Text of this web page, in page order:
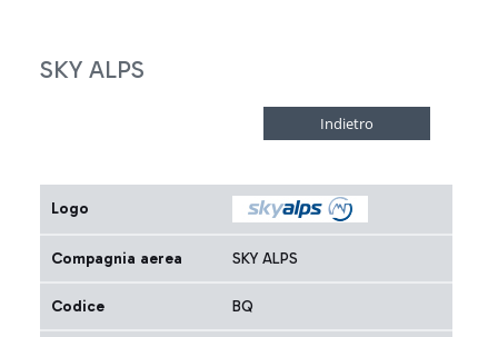
SKY ALPS
Logo
Compagnia aerea SKY ALPS
Codice BQ